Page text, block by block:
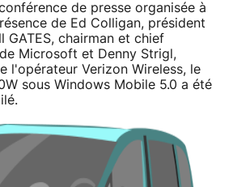
de presse organisée à
de Ed Colligan, président
GATES, chairman et chief
Microsoft et Denny Strigl,
l'opérateur Verizon Wireless, le
sous Windows Mobile 5.0 a été